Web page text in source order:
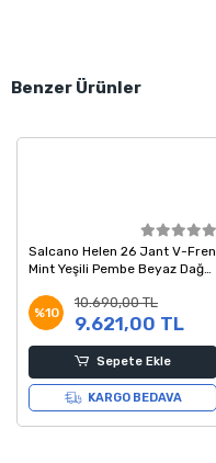
Benzer Ürünler
Salcano Helen 26 Jant V-Fren
Mint Yeşili Pembe Beyaz Dağ
%10
10.690,00 TL
9.621,00 TL
Sepete Ekle
KARGO BEDAVA